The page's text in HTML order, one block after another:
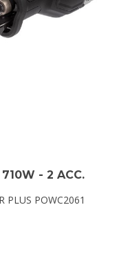
710W - 2 ACC.
PLUS POWC2061